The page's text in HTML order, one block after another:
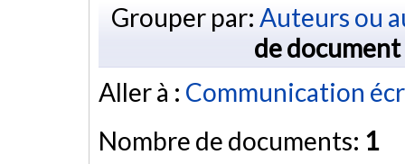
Grouper par: Auteurs ou
de document
Aller à : Communication
Nombre de documents: 1